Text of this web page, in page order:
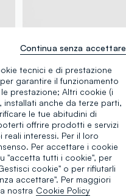
tecnici e di prestazione
garantire il funzionamento
prestazione; Altri cookie (i
installati anche da terze parti,
le tue abitudini di
offrire prodotti e servizi
reali interessi. Per il loro
Per accettare i cookie
"accetta tutti i cookie", per
cookie" o per rifiutarli
accettare". Per maggiori
nostra Cookie Policy
Continua senza accettare